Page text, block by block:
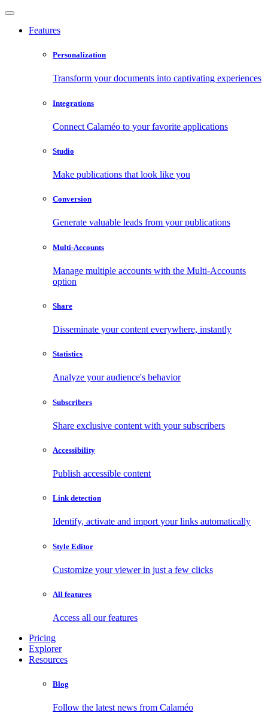
Features
Personalization
Transform your documents into captivating experiences
Integrations
Connect Calaméo to your favorite applications
Studio
Make publications that look like you
Conversion
Generate valuable leads from your publications
Multi-Accounts
Manage multiple accounts with the Multi-Accounts
option
Share
Disseminate your content everywhere, instantly
Statistics
Analyze your audience's behavior
Subscribers
Share exclusive content with your subscribers
Accessibility
Publish accessible content
Link detection
Identify, activate and import your links automatically
Style Editor
Customize your viewer in just a few clicks
All features
Access all our features
Pricing
Explorer
Resources
Blog
Follow the latest news from Calaméo